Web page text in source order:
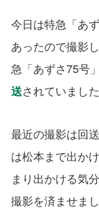
今日は特急「あ
あったので撮影
急「あずさ75号
送されていました
最近の撮影は回
は松本まで出か
まり出かける気
撮影を済ませまし